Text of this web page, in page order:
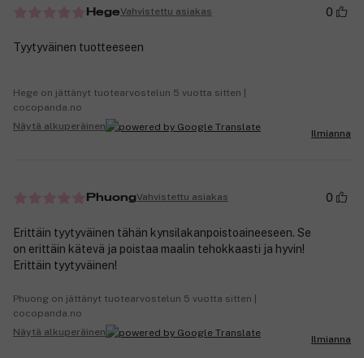
HegeVahvistettu asiakas 0
Tyytyväinen tuotteeseen
Hege on jättänyt tuotearvostelun 5 vuotta sitten |
cocopanda.no
Näytä alkuperäinen
Ilmianna
PhuongVahvistettu asiakas 0
Erittäin tyytyväinen tähän kynsilakanpoistoaineeseen. Se
on erittäin kätevä ja poistaa maalin tehokkaasti ja hyvin!
Erittäin tyytyväinen!
Phuong on jättänyt tuotearvostelun 5 vuotta sitten |
cocopanda.no
Näytä alkuperäinen
Ilmianna